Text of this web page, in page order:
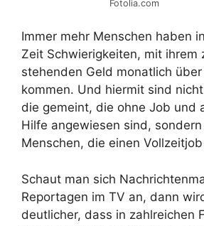
Fotolia.com
Immer mehr Menschen haben
Zeit Schwierigkeiten, mit ihrem
stehenden Geld monatlich
kommen. Und hiermit sind
die gemeint, die ohne Job und
Hilfe angewiesen sind,
Menschen, die einen
Schaut man sich
Reportagen im TV an, dann
deutlicher, dass in zahlreichen